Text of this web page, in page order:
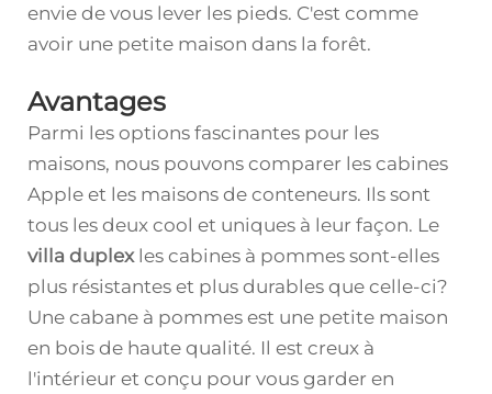
envie de vous lever les pieds. C'est comme
avoir une petite maison dans la forêt.
Avantages
Parmi les options fascinantes pour les
maisons, nous pouvons comparer les cabines
Apple et les maisons de conteneurs. Ils sont
tous les deux cool et uniques à leur façon. Le
villa duplex les cabines à pommes sont-elles
plus résistantes et plus durables que celle-ci?
Une cabane à pommes est une petite maison
en bois de haute qualité. Il est creux à
l'intérieur et conçu pour vous garder en